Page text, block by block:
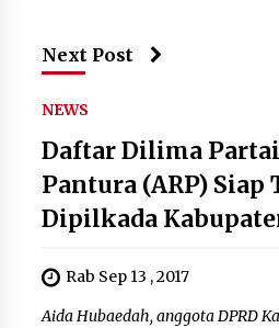
Next Post
NEWS
Daftar Dilima Partai
Pantura (ARP) Siap
Dipilkada
Rab Sep 13 , 2017
Aida Hubaedah, anggota DPRD